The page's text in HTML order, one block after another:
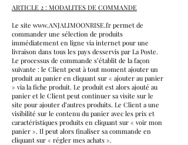
ARTICLE 2 : MODALITES DE COMMANDE
Le site www.ANJALIMOONRISE.fr permet de
commander une sélection de produits
immédiatement en ligne via internet pour une
livraison dans tous les pays desservis par La Poste.
Le processus de commande s’établit de la façon
suivante : le Client peut à tout moment ajouter un
produit au panier en cliquant sur « ajouter au panier
» via la fiche produit. Le produit est alors ajouté au
panier et le Client peut continuer sa visite sur le
site pour ajouter d’autres produits. Le Client a une
visibilité sur le contenu du panier avec les prix et
caractéristiques produits en cliquant sur « voir mon
panier ». Il peut alors finaliser sa commande en
cliquant sur « régler mes achats ».